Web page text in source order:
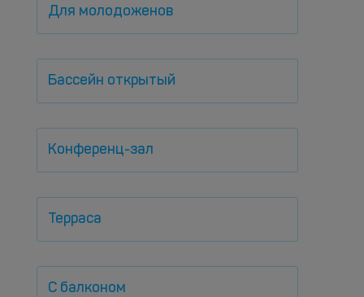
Для молодоженов
Бассейн открытый
Конференц-зал
Терраса
С балконом